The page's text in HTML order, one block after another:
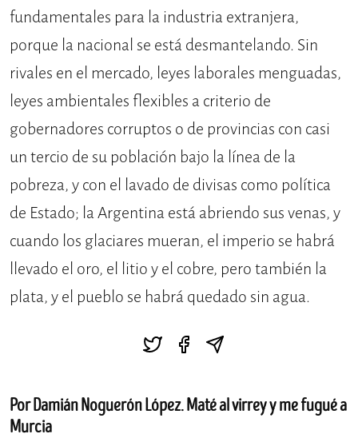
fundamentales para la industria extranjera,
porque la nacional se está desmantelando. Sin
rivales en el mercado, leyes laborales menguadas,
leyes ambientales flexibles a criterio de
gobernadores corruptos o de provincias con casi
un tercio de su población bajo la línea de la
pobreza, y con el lavado de divisas como política
de Estado; la Argentina está abriendo sus venas, y
cuando los glaciares mueran, el imperio se habrá
llevado el oro, el litio y el cobre, pero también la
plata, y el pueblo se habrá quedado sin agua.
Por Damián Noguerón López. Maté al virrey y me fugué a
Murcia